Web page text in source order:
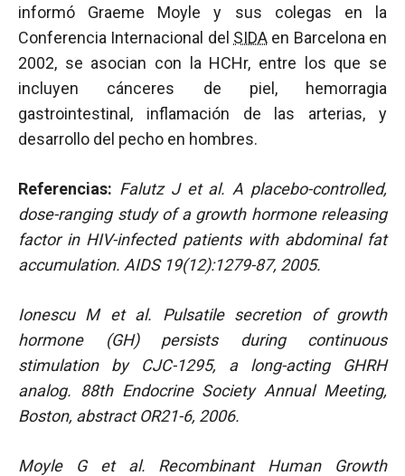
informó Graeme Moyle y sus colegas en la
Conferencia Internacional del SIDA en Barcelona en
2002, se asocian con la HCHr, entre los que se
incluyen cánceres de piel, hemorragia
gastrointestinal, inflamación de las arterias, y
desarrollo del pecho en hombres.
Referencias: Falutz J et al. A placebo-controlled,
dose-ranging study of a growth hormone releasing
factor in HIV-infected patients with abdominal fat
accumulation. AIDS 19(12):1279-87, 2005.
Ionescu M et al. Pulsatile secretion of growth
hormone (GH) persists during continuous
stimulation by CJC-1295, a long-acting GHRH
analog. 88th Endocrine Society Annual Meeting,
Boston, abstract OR21-6, 2006.
Moyle G et al. Recombinant Human Growth